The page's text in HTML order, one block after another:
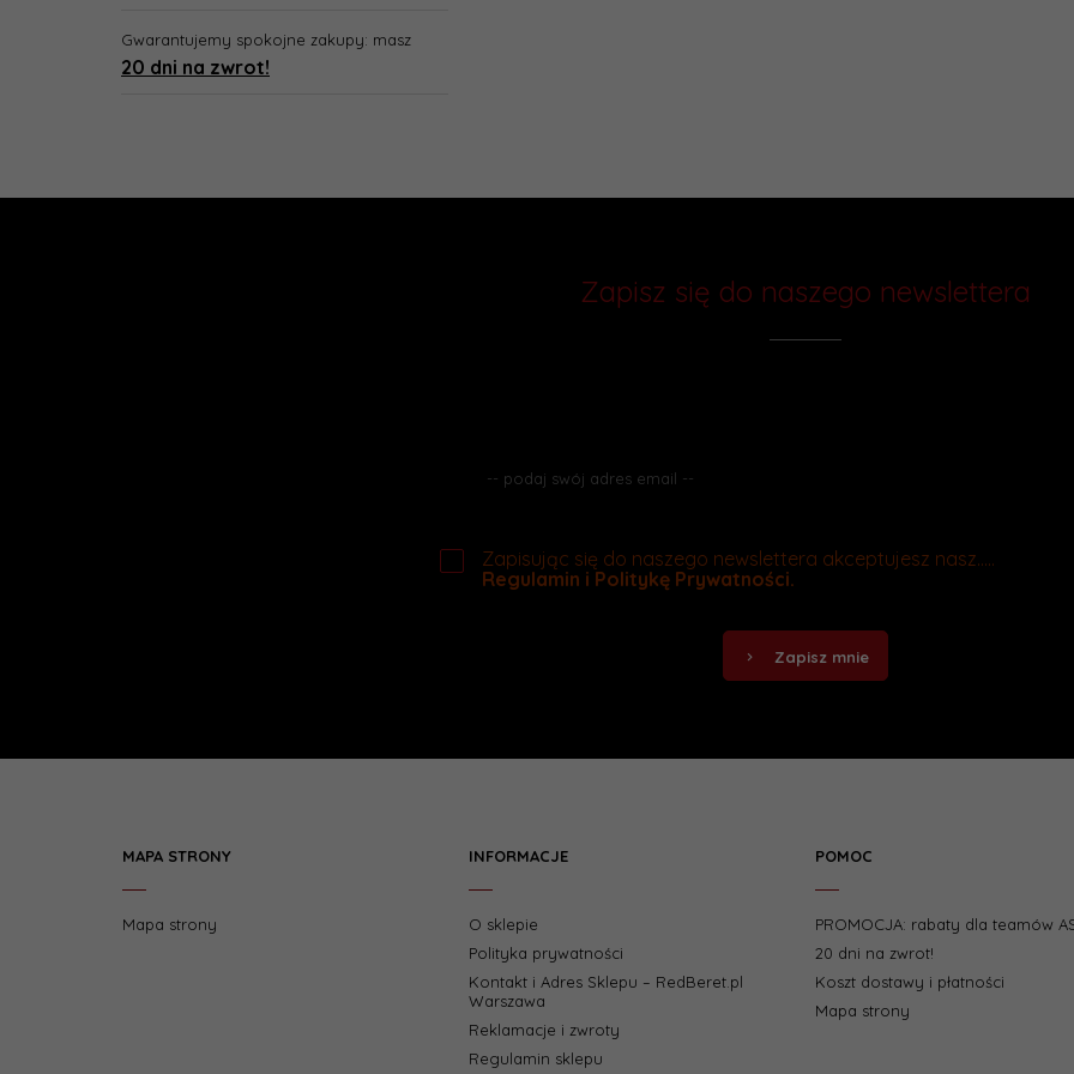
Gwarantujemy spokojne zakupy: masz
20 dni na zwrot!
Zapisz się do naszego newslettera
Zapisując się do naszego newslettera akceptujesz nasz.....
Regulamin i Politykę Prywatności.
Zapisz mnie
MAPA STRONY
Mapa strony
INFORMACJE
O sklepie
Polityka prywatności
Kontakt i Adres Sklepu – RedBeret.pl
Warszawa
Reklamacje i zwroty
Regulamin sklepu
POMOC
PROMOCJA: rabaty dla teamów
20 dni na zwrot!
Koszt dostawy i płatności
Mapa strony